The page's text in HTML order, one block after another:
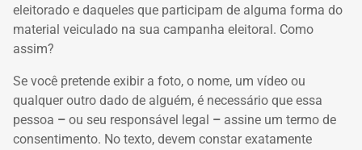
eleitorado e daqueles que participam de alguma forma do
material veiculado na sua campanha eleitoral. Como
assim?
Se você pretende exibir a foto, o nome, um vídeo ou
qualquer outro dado de alguém, é necessário que essa
pessoa – ou seu responsável legal – assine um termo de
consentimento. No texto, devem constar exatamente